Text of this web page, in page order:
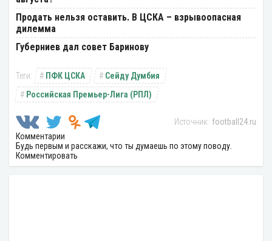
Продать нельзя оставить. В ЦСКА – взрывоопасная
дилемма
Губерниев дал совет Баринову
ПФК ЦСКА
Сейду Думбия
Российская Премьер-Лига (РПЛ)
football24.ru
Комментарии
Будь первым и расскажи, что ты думаешь по этому поводу.
Комментировать